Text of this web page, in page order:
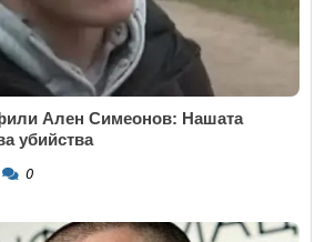
Ален Симеонов: Нашата
убийства
0